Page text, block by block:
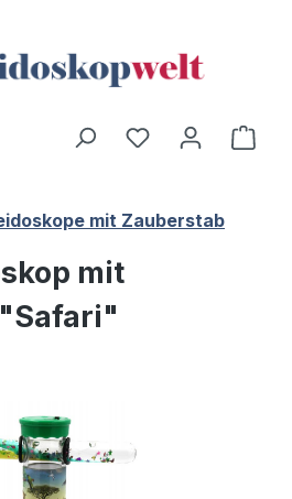
mit Zauberstab
mit